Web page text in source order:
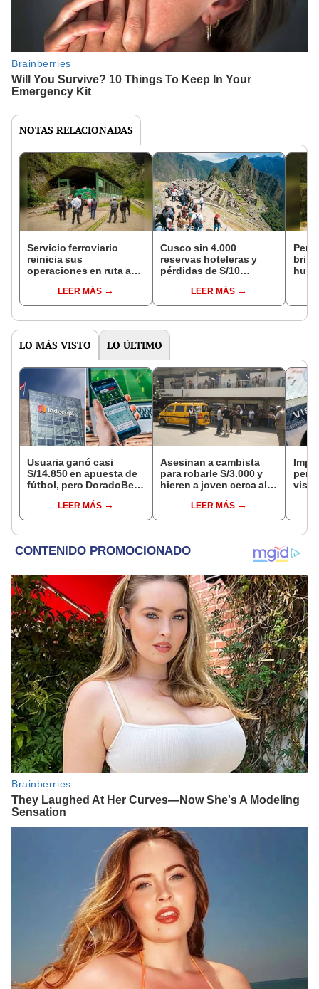
NOTAS RELACIONADAS
Servicio ferroviario
reinicia sus
operaciones en ruta a
LEER MÁS
Cusco sin 4.000
reservas hoteleras y
pérdidas de S/10
LEER MÁS
Perú
LO MÁS VISTO LO ÚLTIMO
Usuaria ganó casi
S/14.850 en apuesta de
fútbol, pero DoradoBet
Indecopi multó a la
empresa con más de S/
LEER MÁS
Asesinan a cambista
para robarle S/3.000 y
hieren a joven cerca al
CercadoLEER MÁS